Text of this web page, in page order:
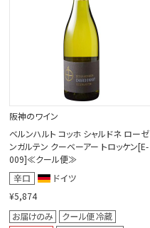
阪神のワイン
ベルンハルト コッホ シャルドネ ローゼ
ンガルテン クーベーアー トロッケン[E-
009]≪クール便≫
¥5,874